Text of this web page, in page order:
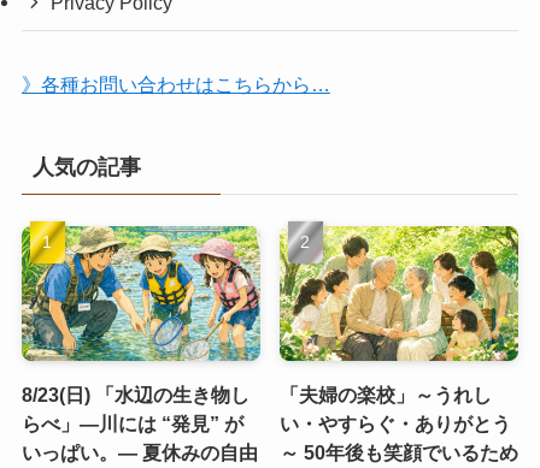
》各種お問い合わせはこちらから…
人気の記事
8/23(日) 「水辺の生き物し
らべ」―川には “発見” が
いっぱい。― 夏休みの自由
「夫婦の楽校」～うれし
い・やすらぐ・ありがとう
～ 50年後も笑顔でいるため